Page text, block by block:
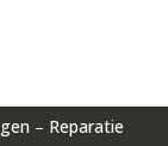
– Reparatie